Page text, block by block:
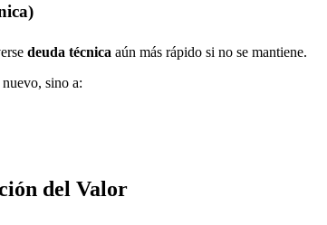
deuda técnica aún más rápido si no se mantiene.
sino a:
del Valor